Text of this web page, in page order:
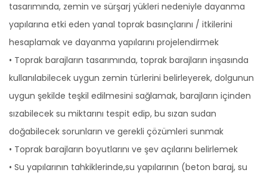
tasarımında, zemin ve sürşarj yükleri nedeniyle dayanma
yapılarına etki eden yanal toprak basınçlarını / itkilerini
hesaplamak ve dayanma yapılarını projelendirmek
• Toprak barajların tasarımında, toprak barajların inşasında
kullanılabilecek uygun zemin türlerini belirleyerek, dolgunun
uygun şekilde teşkil edilmesini sağlamak, barajların içinden
sızabilecek su miktarını tespit edip, bu sızan sudan
doğabilecek sorunların ve gerekli çözümleri sunmak
• Toprak barajların boyutlarını ve şev açılarını belirlemek
• Su yapılarının tahkiklerinde,su yapılarının (beton baraj, su